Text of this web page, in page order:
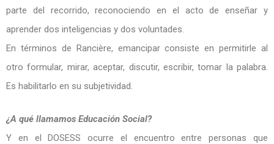
parte del recorrido, reconociendo en el acto de enseñar y
aprender dos inteligencias y dos voluntades.
En términos de Rancière, emancipar consiste en permitirle al
otro formular, mirar, aceptar, discutir, escribir, tomar la palabra.
Es habilitarlo en su subjetividad.
¿A qué llamamos Educación Social?
Y en el DOSESS ocurre el encuentro entre personas que